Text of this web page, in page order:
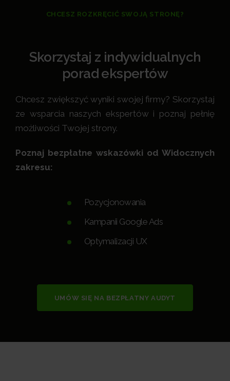
CHCESZ ROZKRĘCIĆ SWOJĄ STRONĘ?
Skorzystaj z indywidualnych
porad ekspertów
Chcesz zwiększyć wyniki swojej firmy? Skorzystaj
ze wsparcia naszych ekspertów i poznaj pełnię
możliwości Twojej strony.
Poznaj bezpłatne wskazówki od Widocznych
zakresu:
Pozycjonowania
Kampanii Google Ads
Optymalizacji UX
UMÓW SIĘ NA BEZPŁATNY AUDYT